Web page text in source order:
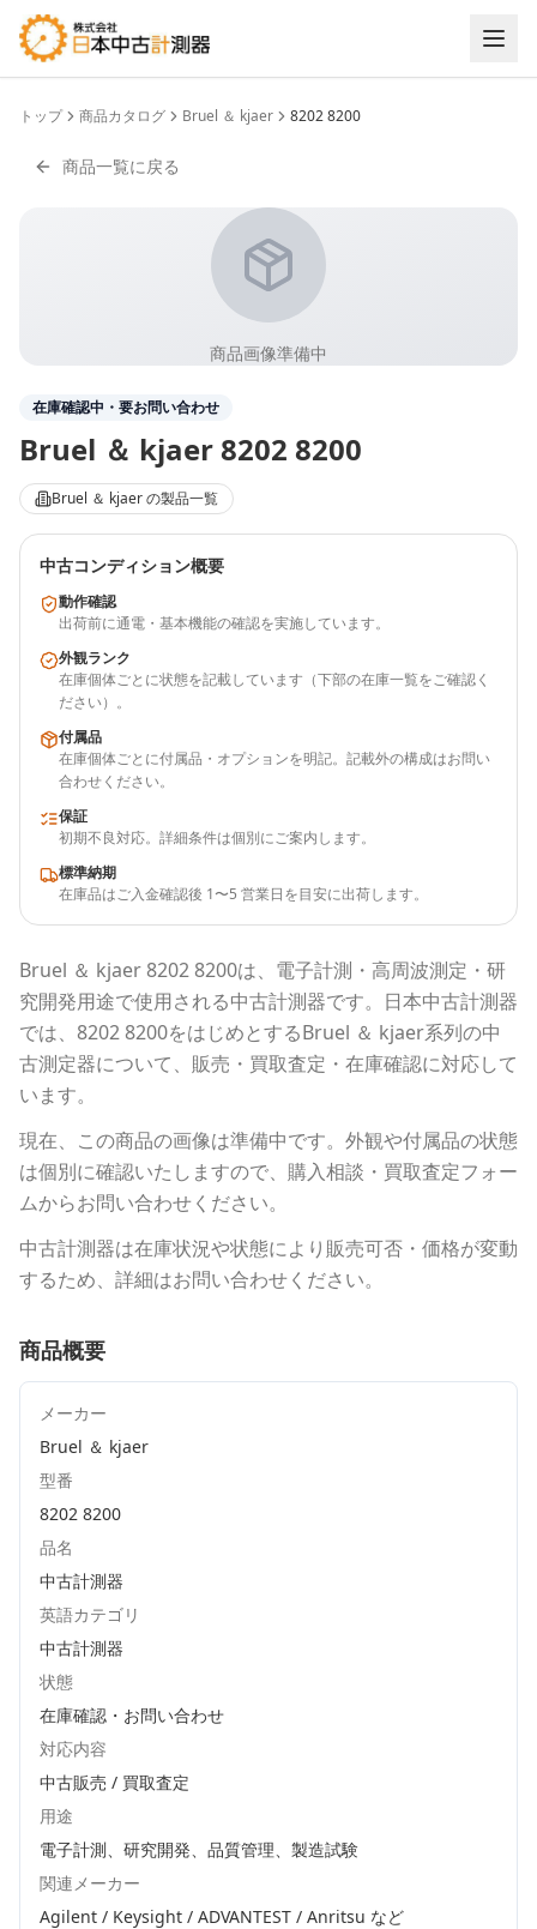
トップ 商品カタログ Bruel ＆ kjaer 8202 8200
商品一覧に戻る
商品画像準備中
在庫確認中・要お問い合わせ
Bruel ＆ kjaer8202 8200
Bruel ＆ kjaerの製品一覧
中古コンディション概要
動作確認
出荷前に通電・基本機能の確認を実施しています。
外観ランク
在庫個体ごとに状態を記載しています（下部の在庫一覧をご確認く
ださい）。
付属品
在庫個体ごとに付属品・オプションを明記。記載外の構成はお問い
合わせください。
保証
初期不良対応。詳細条件は個別にご案内します。
標準納期
在庫品はご入金確認後 1〜5 営業日を目安に出荷します。
Bruel ＆ kjaer 8202 8200は、電子計測・高周波測定・研
究開発用途で使用される中古計測器です。 日本中古計測器
では、 8202 8200をはじめとするBruel ＆ kjaer系列の中
古測定器について、販売・買取査定・在庫確認に対応して
います。
現在、この商品の画像は準備中です。外観や付属品の状態
は個別に確認いたしますので、購入相談・買取査定フォー
ムからお問い合わせください。
中古計測器は在庫状況や状態により販売可否・価格が変動
するため、詳細はお問い合わせください。
商品概要
メーカー
Bruel ＆ kjaer
型番
8202 8200
品名
中古計測器
英語カテゴリ
中古計測器
状態
在庫確認・お問い合わせ
対応内容
中古販売 / 買取査定
用途
電子計測、研究開発、品質管理、製造試験
関連メーカー
Agilent / Keysight / ADVANTEST / Anritsu など